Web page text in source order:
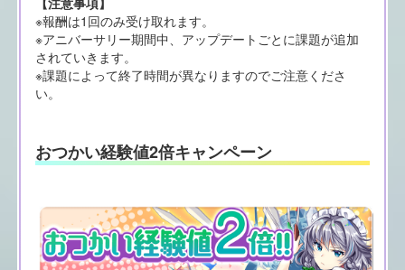
※報酬は1回のみ受け取れます。
※アニバーサリー期間中、アップデートごとに課題が追加
されていきます。
※課題によって終了時間が異なりますのでご注意くださ
い。
おつかい経験値2倍キャンペーン